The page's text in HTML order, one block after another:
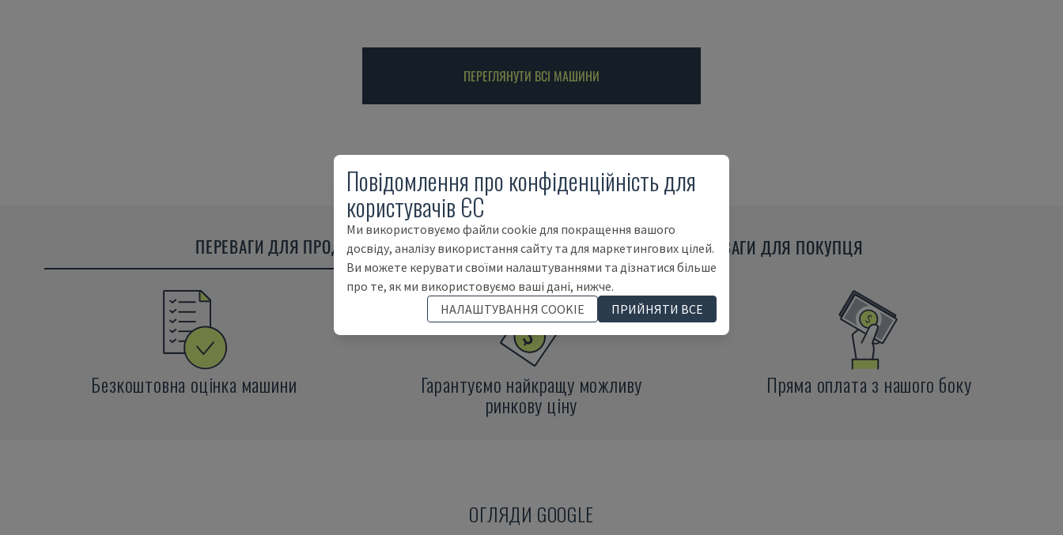
ПЕРЕГЛЯНУТИ ВСІ МАШИНИ
ПЕРЕВАГИ ДЛЯ ПРОДАВЦЯ ПЕРЕВАГИ ДЛЯ ПОКУПЦЯ
Безкоштовна оцінка машини Гарантуємо найкращу можливу
ринкову ціну
Пряма оплата з нашого боку
ОГЛЯДИ GOOGLE
Повідомлення про конфіденційність для
користувачів ЄС
Ми використовуємо файли cookie для покращення вашого
досвіду, аналізу використання сайту та для маркетингових цілей.
Ви можете керувати своїми налаштуваннями та дізнатися більше
про те, як ми використовуємо ваші дані, нижче.
НАЛАШТУВАННЯ COOKIE
ПРИЙНЯТИ ВСЕ